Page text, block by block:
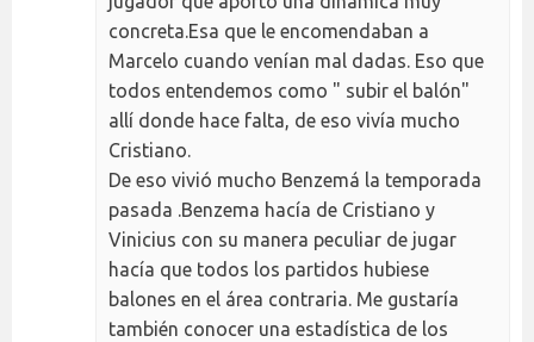
concreta.Esa que le encomendaban a
Marcelo cuando venían mal dadas. Eso que
todos entendemos como " subir el balón"
allí donde hace falta, de eso vivía mucho
Cristiano.
De eso vivió mucho Benzemá la temporada
pasada .Benzema hacía de Cristiano y
Vinicius con su manera peculiar de jugar
hacía que todos los partidos hubiese
balones en el área contraria. Me gustaría
también conocer una estadística de los